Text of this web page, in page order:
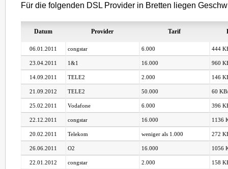
Für die folgenden DSL Provider in Bretten liegen
Datum Provider Tarif
06.01.2011 congstar 6.000 444
23.04.2011 1&1 16.000 960
14.09.2011 TELE2 2.000 146
21.09.2012 TELE2 50.000 60
25.02.2011 Vodafone 6.000 396
22.12.2011 congstar 16.000 1136
20.02.2011 Telekom weniger als 1.000 272
26.06.2011 O2 16.000 1056
22.01.2012 congstar 2.000 158